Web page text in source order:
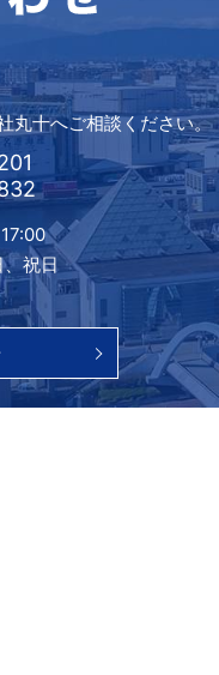
丸十へご相談ください。
祝日